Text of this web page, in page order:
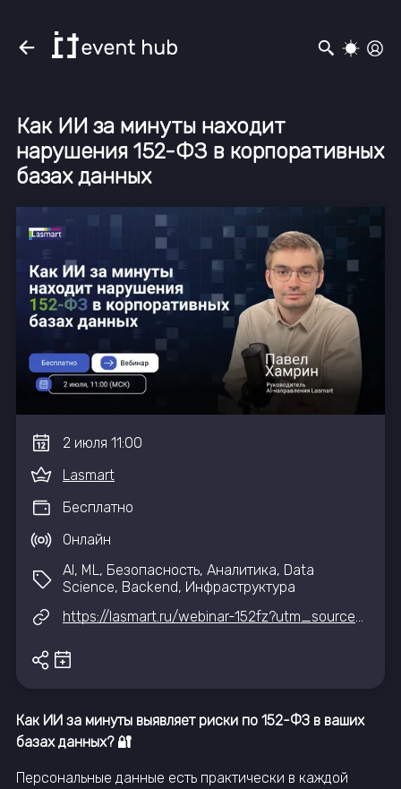
Как ИИ за минуты находит
нарушения 152-ФЗ в корпоративных
базах данных
2 июля 11:00
Lasmart
Бесплатно
Онлайн
AI, ML, Безопасность, Аналитика, Data
Science, Backend, Инфраструктура
https://lasmart.ru/webinar-152fz?utm_source=it-event-hub
Как ИИ за минуты выявляет риски по 152-ФЗ в ваших
базах данных? 🔐
Персональные данные есть практически в каждой